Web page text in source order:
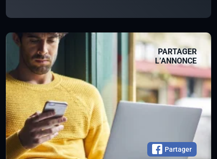
PARTAGER
L’ANNONCE
Partager